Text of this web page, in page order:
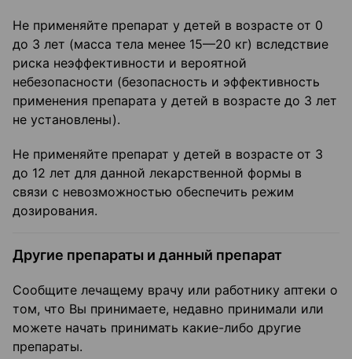
Не применяйте препарат у детей в возрасте от 0
до 3 лет (масса тела менее 15—20 кг) вследствие
риска неэффективности и вероятной
небезопасности (безопасность и эффективность
применения препарата у детей в возрасте до 3 лет
не установлены).
Не применяйте препарат у детей в возрасте от 3
до 12 лет для данной лекарственной формы в
связи с невозможностью обеспечить режим
дозирования.
Другие препараты и данный препарат
Сообщите лечащему врачу или работнику аптеки о
том, что Вы принимаете, недавно принимали или
можете начать принимать какие-либо другие
препараты.